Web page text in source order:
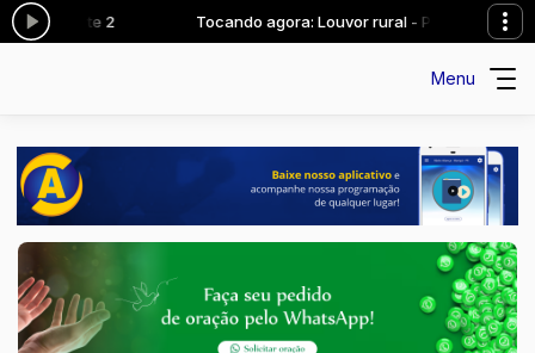
- Parte 2 Tocando agora: Louvor rural - Parte 2
Menu